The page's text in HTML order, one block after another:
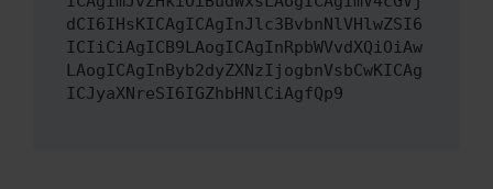
dCI6IHsKICAgICAgInJlc3BvbnNlVHlwZSI6
ICIiCiAgICB9LAogICAgInRpbWVvdXQiOiAw
LAogICAgInByb2dyZXNzIjogbnVsbCwKICAg
ICJyaXNreSI6IGZhbHNlCiAgfQp9